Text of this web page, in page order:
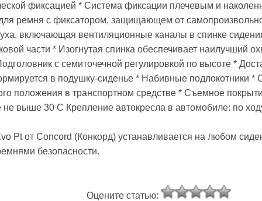
фиксацией * Система фиксации плечевым и
ремня с фиксатором, защищающем от
включающая вентиляционные каналы в спинке
части * Изогнутая спинка обеспечивает наилучший
с семиточечной регулировкой по высоте *
в подушку-сиденье * Набивные подлокотники *
положения в транспортном средстве * Съемное
не выше 30 С Крепление автокресла в автомобиле: по
Pt от Concord (Конкорд) устанавливается на любом
безопасности.
Оцените статью: